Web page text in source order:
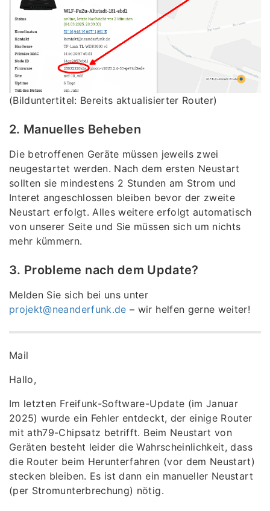
(Bilduntertitel: Bereits aktualisierter Router)
2. Manuelles Beheben
Die betroffenen Geräte müssen jeweils zwei
neugestartet werden. Nach dem ersten Neustart
sollten sie mindestens 2 Stunden am Strom und
Interet angeschlossen bleiben bevor der zweite
Neustart erfolgt. Alles weitere erfolgt automatisch
von unserer Seite und Sie müssen sich um nichts
mehr kümmern.
3. Probleme nach dem Update?
Melden Sie sich bei uns unter
projekt@neanderfunk.de – wir helfen gerne weiter!
Mail
Hallo,
Im letzten Freifunk-Software-Update (im Januar
2025) wurde ein Fehler entdeckt, der einige Router
mit ath79-Chipsatz betrifft. Beim Neustart von
Geräten besteht leider die Wahrscheinlichkeit, dass
die Router beim Herunterfahren (vor dem Neustart)
stecken bleiben. Es ist dann ein manueller Neustart
(per Stromunterbrechung) nötig.